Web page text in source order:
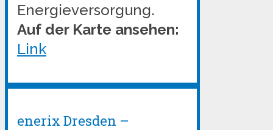
Energieversorgung.
Auf der Karte ansehen:
Link
enerix Dresden –